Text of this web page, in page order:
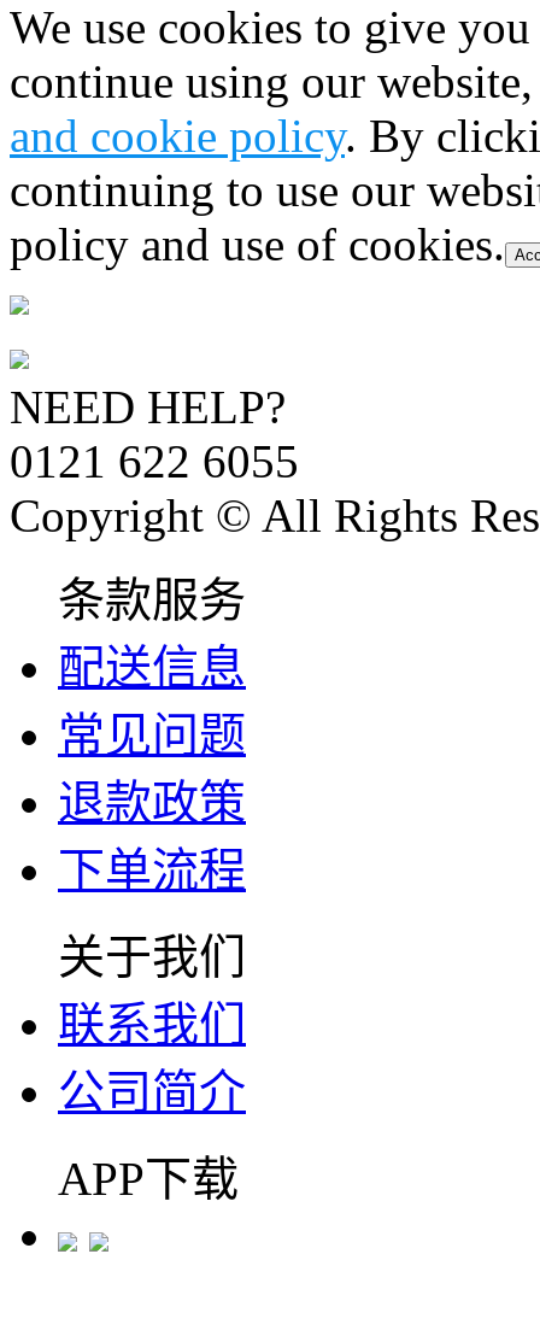
We use cookies to give
continue using our
and cookie policy. By
continuing to use our
policy and use of cookies.
NEED HELP?
0121 622 6055
Copyright © All Rights
条款服务
配送信息
常见问题
退款政策
下单流程
关于我们
联系我们
公司简介
APP下载